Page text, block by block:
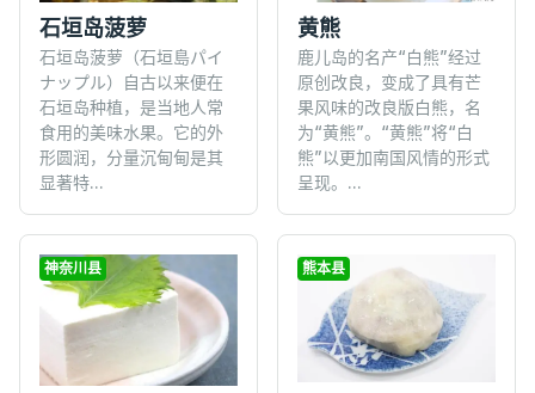
石垣岛菠萝
石垣岛菠萝（石垣島パイ
ナップル）自古以来便在
石垣岛种植，是当地人常
食用的美味水果。它的外
形圆润，分量沉甸甸是其
显著特...
黄熊
鹿儿岛的名产“白熊”经过
原创改良，变成了具有芒
果风味的改良版白熊，名
为“黄熊”。“黄熊”将“白
熊”以更加南国风情的形式
呈现。...
神奈川县 熊本县